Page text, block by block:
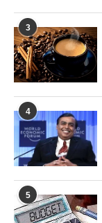
3
4
5